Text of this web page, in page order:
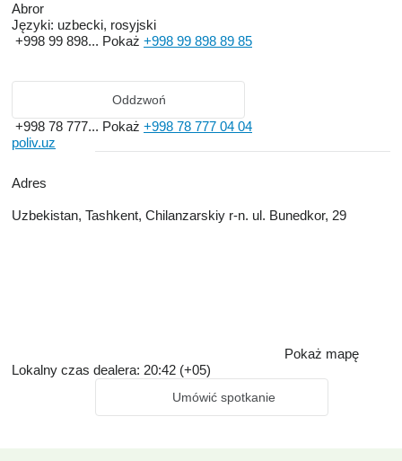
Abror
Języki: uzbecki, rosyjski
+998 99 898... Pokaż +998 99 898 89 85
Oddzwoń
+998 78 777... Pokaż +998 78 777 04 04
poliv.uz
Adres
Uzbekistan, Tashkent, Chilanzarskiy r-n. ul. Bunedkor, 29
Pokaż mapę
Lokalny czas dealera: 20:42 (+05)
Umówić spotkanie